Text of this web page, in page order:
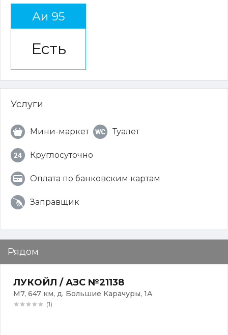
Аи 95
Есть
Услуги
Мини-маркет Туалет
Круглосуточно
Оплата по банковским картам
Заправщик
Рядом
ЛУКОЙЛ / АЗС №21138
М7, 647 км, д. Большие Карачуры, 1А
(1)